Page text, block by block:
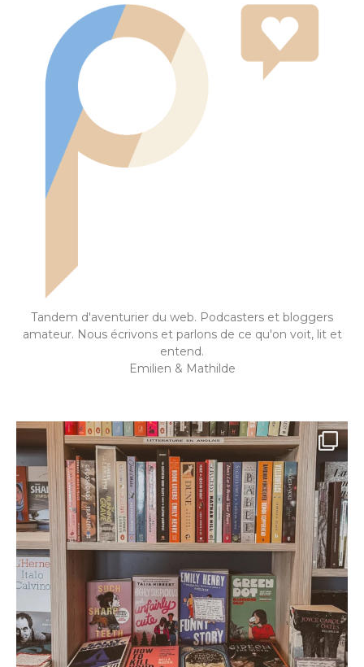
Tandem d'aventurier du web. Podcasters et bloggers
amateur. Nous écrivons et parlons de ce qu'on voit, lit et
entend.
Emilien & Mathilde